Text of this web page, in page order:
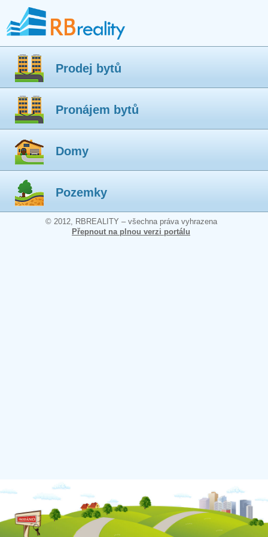
Prodej bytů
Pronájem bytů
Domy
Pozemky
© 2012, RBREALITY – všechna práva vyhrazena
Přepnout na plnou verzi portálu